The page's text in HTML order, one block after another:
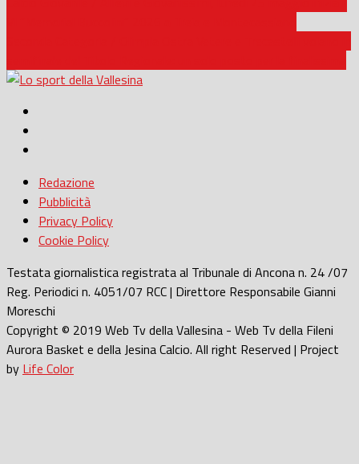
Redazione
Pubblicità
Privacy Policy
Cookie Policy
Testata giornalistica registrata al Tribunale di Ancona n. 24 /07
Reg. Periodici n. 4051/07 RCC | Direttore Responsabile Gianni
Moreschi
Copyright © 2019 Web Tv della Vallesina - Web Tv della Fileni
Aurora Basket e della Jesina Calcio. All right Reserved | Project
by Life Color